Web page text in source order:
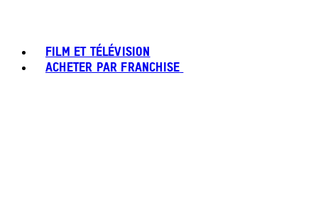
FILM ET TÉLÉVISION
ACHETER PAR FRANCHISE